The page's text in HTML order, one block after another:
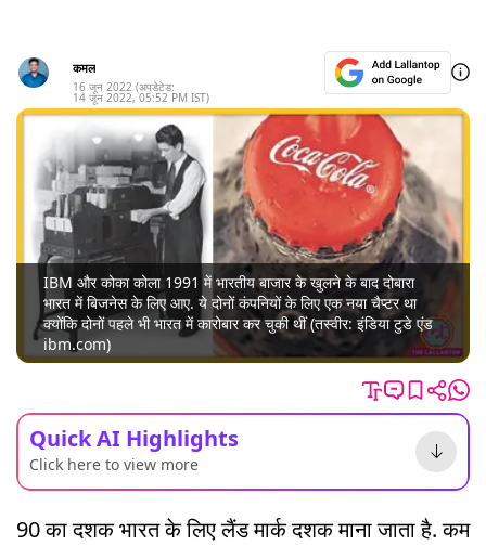
कमल
16 जून 2022 (अपडेटेड:
14 जून 2022, 05:52 PM IST)
IBM और कोका कोला 1991 में भारतीय बाजार के खुलने के बाद दोबारा
भारत में बिजनेस के लिए आए. ये दोनों कंपनियों के लिए एक नया चैप्टर था
क्योंकि दोनों पहले भी भारत में कारोबार कर चुकी थीं (तस्वीर: इंडिया टुडे एंड
ibm.com)
Quick AI Highlights
Click here to view more
90 का दशक भारत के लिए लैंड मार्क दशक माना जाता है. कम